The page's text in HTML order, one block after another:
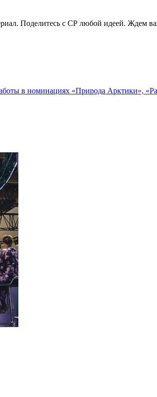
Поделитесь с СР любой идеей. Ждем
в номинациях «Природа Арктики»,